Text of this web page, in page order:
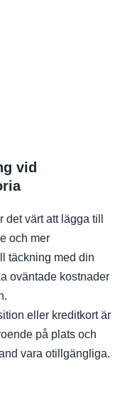
vid
värt att lägga till
och mer
täckning med din
oväntade kostnader
eller kreditkort är
på plats och
vara otillgängliga.